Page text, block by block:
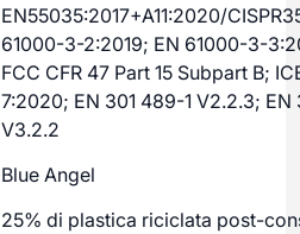
EN55035:2017+A11:2020/
61000-3-2:2019; EN 61000-3-
FCC CFR 47 Part 15 Subpart B;
7:2020; EN 301 489-1 V2.2.3; EN
V3.2.2
Blue Angel
25% di plastica riciclata post-